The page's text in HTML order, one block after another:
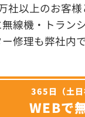
社以上のお客
無線機・トラン
ー修理も弊社内
365日（土日
WEBで